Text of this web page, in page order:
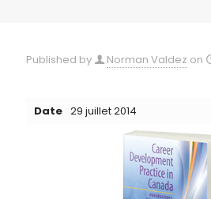
Published by Norman Valdez on
Date 29 juillet 2014